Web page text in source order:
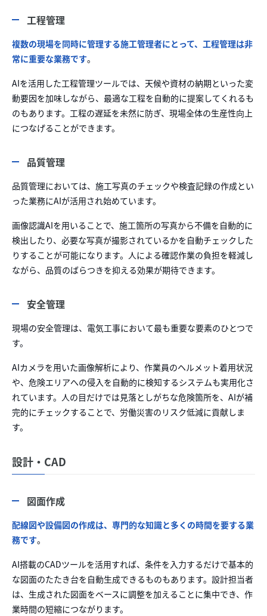
工程管理
複数の現場を同時に管理する施工管理者にとって、工程管理は非
常に重要な業務です。
AIを活用した工程管理ツールでは、天候や資材の納期といった変
動要因を加味しながら、最適な工程を自動的に提案してくれるも
のもあります。工程の遅延を未然に防ぎ、現場全体の生産性向上
につなげることができます。
品質管理
品質管理においては、施工写真のチェックや検査記録の作成とい
った業務にAIが活用され始めています。
画像認識AIを用いることで、施工箇所の写真から不備を自動的に
検出したり、必要な写真が撮影されているかを自動チェックした
りすることが可能になります。人による確認作業の負担を軽減し
ながら、品質のばらつきを抑える効果が期待できます。
安全管理
現場の安全管理は、電気工事において最も重要な要素のひとつで
す。
AIカメラを用いた画像解析により、作業員のヘルメット着用状況
や、危険エリアへの侵入を自動的に検知するシステムも実用化さ
れています。人の目だけでは見落としがちな危険箇所を、AIが補
完的にチェックすることで、労働災害のリスク低減に貢献しま
す。
設計・CAD
図面作成
配線図や設備図の作成は、専門的な知識と多くの時間を要する業
務です。
AI搭載のCADツールを活用すれば、条件を入力するだけで基本的
な図面のたたき台を自動生成できるものもあります。設計担当者
は、生成された図面をベースに調整を加えることに集中でき、作
業時間の短縮につながります。